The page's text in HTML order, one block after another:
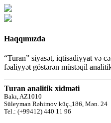
Haqqımızda
“Turan” siyasət, iqtisadiyyat və
fəaliyyət göstərən müstəqil
Turan analitik xidməti
Bakı, AZ1010
Süleyman Rəhimov küç.,186, Mən. 24
Tel.: (+99412) 440 11 96